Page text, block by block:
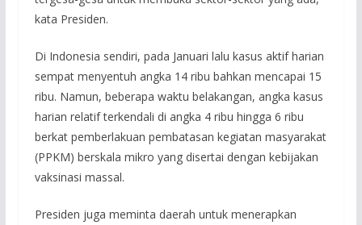
kata Presiden.
Di Indonesia sendiri, pada Januari lalu kasus aktif harian
sempat menyentuh angka 14 ribu bahkan mencapai 15
ribu. Namun, beberapa waktu belakangan, angka kasus
harian relatif terkendali di angka 4 ribu hingga 6 ribu
berkat pemberlakuan pembatasan kegiatan masyarakat
(PPKM) berskala mikro yang disertai dengan kebijakan
vaksinasi massal.
Presiden juga meminta daerah untuk menerapkan